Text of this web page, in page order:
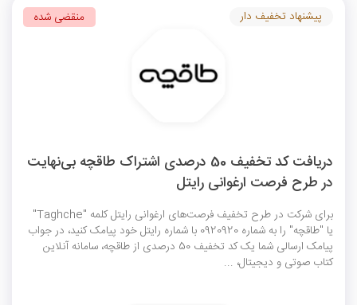
دریافت کد تخفیف 50 درصدی اشتراک طاقچه بی‌نهایت
در طرح فرصت ارغوانی رایتل
برای شرکت در طرح تخفیف فرصت‌های ارغوانی رایتل کلمه "Taghche"
یا "طاقچه" را به شماره 0920920 با شماره رایتل خود پیامک کنید، در جواب
پیامک ارسالی شما یک کد تخفیف 50 درصدی از طاقچه، سامانه آنلاین
کتاب صوتی و دیجیتال، ...
پیشنهاد تخفیف دار منقضی شده